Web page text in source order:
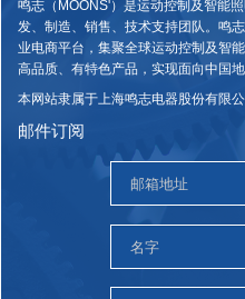
鸣志（MOONS'）是运动控制及智能
发、制造、销售、技术支持团队。鸣
业电商平台，集聚全球运动控制及智
高品质、有特色产品，实现面向中国
本网站隶属于上海鸣志电器股份有限公
邮件订阅